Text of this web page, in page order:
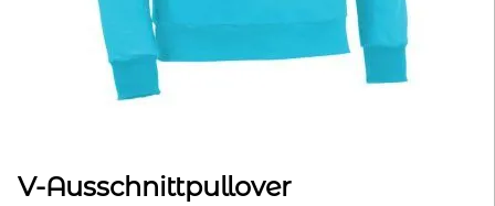
V-Ausschnittpullover